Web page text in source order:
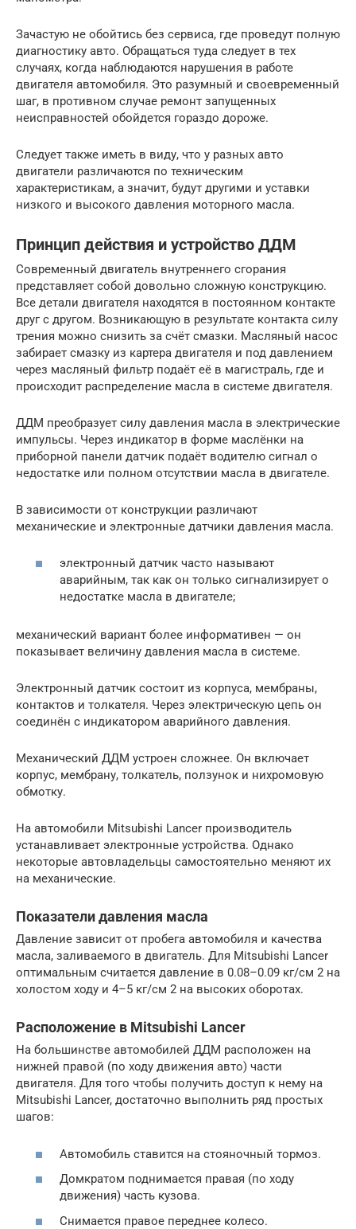
Зачастую не обойтись без сервиса, где проведут полную
диагностику авто. Обращаться туда следует в тех
случаях, когда наблюдаются нарушения в работе
двигателя автомобиля. Это разумный и своевременный
шаг, в противном случае ремонт запущенных
неисправностей обойдется гораздо дороже.
Следует также иметь в виду, что у разных авто
двигатели различаются по техническим
характеристикам, а значит, будут другими и уставки
низкого и высокого давления моторного масла.
Принцип действия и устройство ДДМ
Современный двигатель внутреннего сгорания
представляет собой довольно сложную конструкцию.
Все детали двигателя находятся в постоянном контакте
друг с другом. Возникающую в результате контакта силу
трения можно снизить за счёт смазки. Масляный насос
забирает смазку из картера двигателя и под давлением
через масляный фильтр подаёт её в магистраль, где и
происходит распределение масла в системе двигателя.
ДДМ преобразует силу давления масла в электрические
импульсы. Через индикатор в форме маслёнки на
приборной панели датчик подаёт водителю сигнал о
недостатке или полном отсутствии масла в двигателе.
В зависимости от конструкции различают
механические и электронные датчики давления масла.
электронный датчик часто называют
аварийным, так как он только сигнализирует о
недостатке масла в двигателе;
механический вариант более информативен — он
показывает величину давления масла в системе.
Электронный датчик состоит из корпуса, мембраны,
контактов и толкателя. Через электрическую цепь он
соединён с индикатором аварийного давления.
Механический ДДМ устроен сложнее. Он включает
корпус, мембрану, толкатель, ползунок и нихромовую
обмотку.
На автомобили Mitsubishi Lancer производитель
устанавливает электронные устройства. Однако
некоторые автовладельцы самостоятельно меняют их
на механические.
Показатели давления масла
Давление зависит от пробега автомобиля и качества
масла, заливаемого в двигатель. Для Mitsubishi Lancer
оптимальным считается давление в 0.08–0.09 кг/см 2 на
холостом ходу и 4–5 кг/см 2 на высоких оборотах.
Расположение в Mitsubishi Lancer
На большинстве автомобилей ДДМ расположен на
нижней правой (по ходу движения авто) части
двигателя. Для того чтобы получить доступ к нему на
Mitsubishi Lancer, достаточно выполнить ряд простых
шагов:
Автомобиль ставится на стояночный тормоз.
Домкратом поднимается правая (по ходу
движения) часть кузова.
Снимается правое переднее колесо.